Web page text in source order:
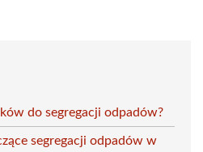
do segregacji odpadów?
segregacji odpadów w